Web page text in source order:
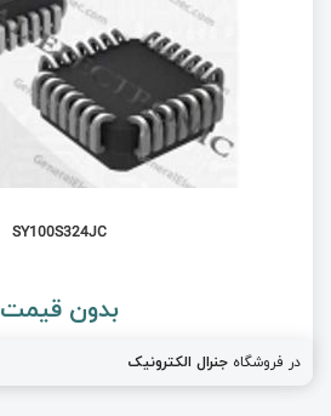
SY100S324JC
بدون قیمت
در فروشگاه جنرال الکترونیک